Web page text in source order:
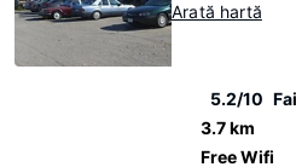
Arată hartă
5.2/10
3.7 km
Free Wifi